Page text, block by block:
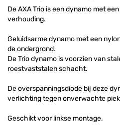
De AXA Trio is een dynamo met
verhouding.
Geluidsarme dynamo met een
de ondergrond.
De Trio dynamo is voorzien van
roestvaststalen schacht.
De overspanningsdiode bij deze
verlichting tegen onverwachte
Geschikt voor linkse montage.